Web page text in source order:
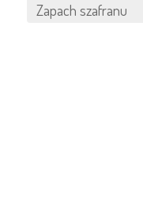
Zapach szafranu